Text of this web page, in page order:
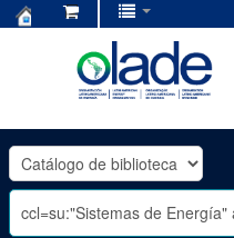
OLADE
-